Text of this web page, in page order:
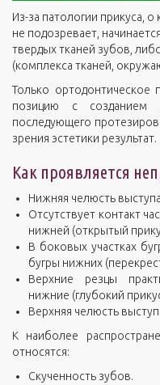
Из-за патологии прикуса,
не подозревает,
твердых тканей зубов,
(комплекса тканей,
Только
позицию с созданием
последующего
зрения эстетики результат.
Как проявляется
Нижняя челюсть
Отсутствует контакт
нижней (открытый
В боковых участках
бугры нижних
Верхние резцы
нижние (глубокий
Верхняя челюсть
К наиболее
относятся:
Скученность зубов.